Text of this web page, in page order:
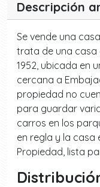
Descripción
Se vende una
trata de una casa
1952, ubicada en
cercana a
propiedad no
para guardar
carros en los
en regla y la casa
Propiedad, lista